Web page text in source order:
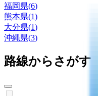
福岡県(6)
熊本県(1)
大分県(1)
沖縄県(3)
路線からさがす